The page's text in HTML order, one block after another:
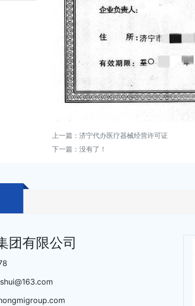
上一篇： 济宁代办医疗器械经营许可证
下一篇：没有了！
团有限公司